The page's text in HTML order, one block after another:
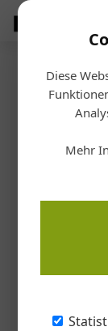
Diese
Mehr
ACAM
HTLs